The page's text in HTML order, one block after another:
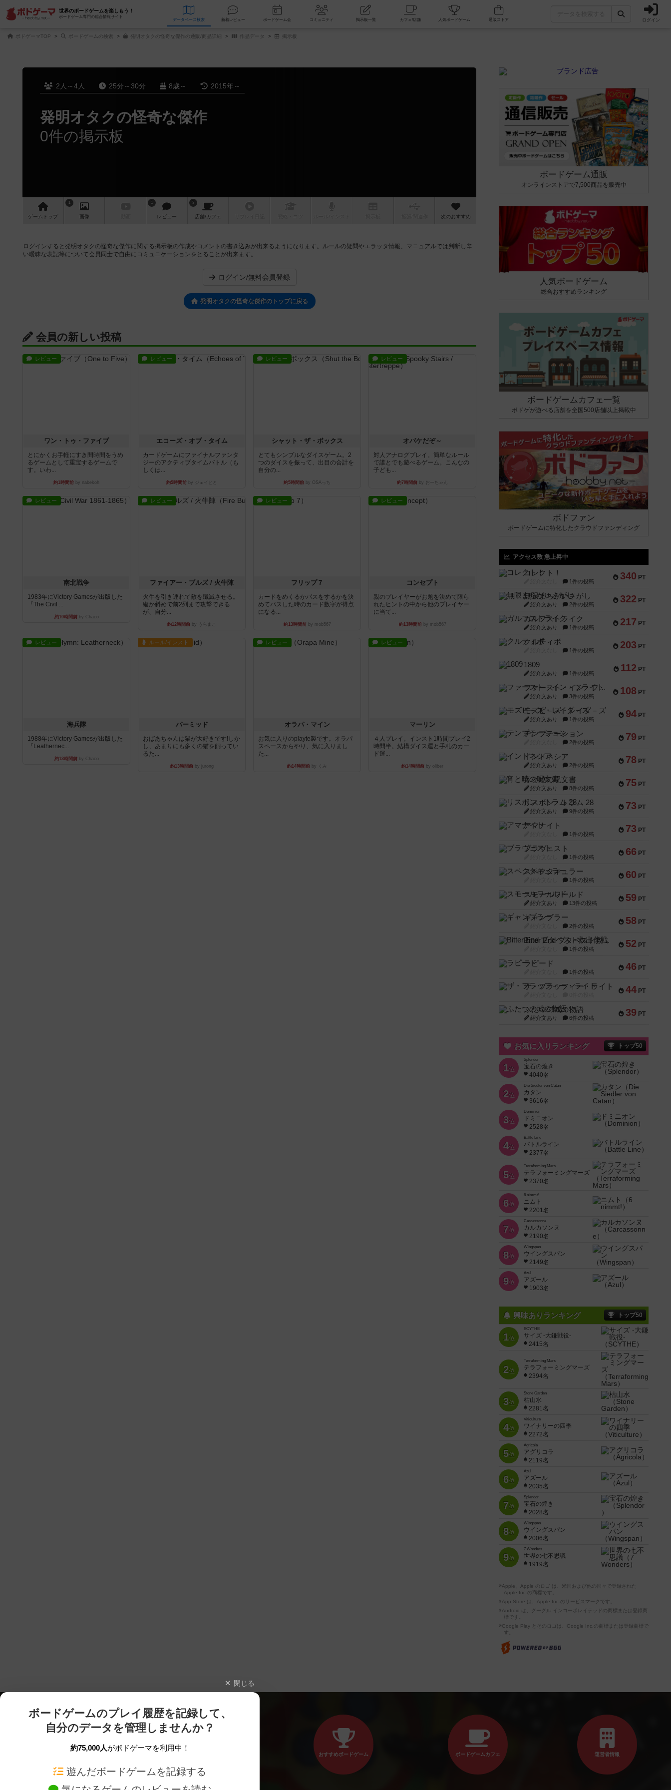
世界のボードゲームを楽しもう！
ボードゲーム専門の総合情報サイト
データベース 検索 新着レビュー ボードゲーム会 コミュニティ 掲示板一覧 カフェ/店舗 人気ボードゲーム ログイン
ボドゲーマTOP ボードゲームの検索 発明オタクの怪奇な傑作の通販/商品詳細 作品データ 掲示板
2人～4人 25分～30分 8歳～ 2015年～
発明オタクの怪奇な傑作
0件の掲示板
ゲーム トップ
1
画像
1
レビュー
3
店舗/カフェ 次のおすすめ
ログインすると発明オタクの怪奇な傑作に関する掲示板の作成やコメントの書き込みが出来るようになります。ルールの疑問やエラッタ情報、マニュアルでは判断し辛
い曖昧な表記等について会員同士で自由にコミュニケーションをとることが出来ます。
ログイン/無料会員登録
発明オタクの怪奇な傑作のトップに戻る
会員の新しい投稿
レビュー
ワン・トゥ・ファイブ
とにかくお手軽にすき間時間をうめ
るゲームとして重宝するゲームで
す。いわ...
約1時間前 by nabekoh
レビュー
エコーズ・オブ・タイム
カードゲームにファイナルファンタ
ジーのアクティブタイムバトル（も
しくは...
約5時間前 by ジェイとと
レビュー
シャット・ザ・ボックス
とてもシンプルなダイスゲーム。2
つのダイスを振って、出目の合計を
自分の...
約5時間前 by OSAっち
レビュー
オバケだぞ～
対人アナログプレイ。簡単なルール
で誰とでも遊べるゲーム。こんなの
子ども...
約7時間前 by おーちゃん
レビュー
南北戦争
1983年にVictory Gamesが出版した
『The Civil ...
約10時間前by Chaco
レビュー
ファイアー・ブルズ / 火牛陣
火牛を引き連れて敵を殲滅させる。
縦か斜めで前2列まで攻撃できる
が、自分...
約12時間前 by うらまこ
レビュー
フリップ７
カードをめくるかパスをするかを決
めてパスした時のカード数字が得点
になる...
約13時間前by mob567
レビュー
コンセプト
親のプレイヤーがお題を決めて限ら
れたヒントの中から他のプレイヤー
に当て...
約13時間前by mob567
レビュー
海兵隊
1988年にVictory Gamesが出版した
『Leathernec...
約13時間前by Chaco
ルール/インスト
パーミッド
おばあちゃんは猫が大好きです!しか
し、あまりにも多くの猫を飼ってい
るた...
約13時間前by jurong
レビュー
オラパ・マイン
お気に入りのplayte製です。オラパ
スペースからやり、気に入りまし
た...
約14時間前 by くみ
レビュー
マーリン
４人プレイ。インスト1時間プレイ2
時間半。結構ダイス運と手札のカー
ド運...
約14時間前 by oliber
ボードゲーム通販
オンラインストアで7,500商品を販売中
人気ボードゲーム
総合おすすめランキング
ボードゲームカフェ一覧
ボドゲが遊べる店舗を全国500店舗以上掲載中
ボドファン
ボードゲームに特化したクラウドファンディング
アクセス数 急上昇中
340 PT
コレクト！
1件の投稿
322 PT
無限まちがいさがし
紹介文あり 2件の投稿
217 PT
ガルフストライク
紹介文あり 1件の投稿
203 PT
クルティボ
1件の投稿
112 PT
1809
紹介文あり 1件の投稿
108 PT
ファースト・イン・フライト
紹介文あり 3件の投稿
94 PT
モズビ－ズ・レイダ－ズ
紹介文あり 1件の投稿
79 PT
テンプテーション
2件の投稿
78 PT
インドネシア
紹介文あり 2件の投稿
75 PT
宵と暁の呪文書
紹介文あり 8件の投稿
73 PT
リスボン・トラム 28
紹介文あり 9件の投稿
73 PT
アマナイト
1件の投稿
66 PT
ブラヴェスト
1件の投稿
60 PT
スペクタキュラー
1件の投稿
59 PT
スモールワールド
紹介文あり 13件の投稿
58 PT
ギャンブラー
2件の投稿
52 PT
Bitter End ブタペスト救出作戦
1件の投稿
46 PT
ラピード
1件の投稿
44 PT
ザ・フラッフィー・ライト
39 PT
ふたつの城の物語
紹介文あり 6件の投稿
お気に入りランキング トップ50
1位
Splendor
宝石の煌き
4040名
2位
Die Siedler von Catan
カタン
3616名
3位
Dominion
ドミニオン
2528名
4位
Battle Line
バトルライン
2377名
5位
Terraforming Mars
テラフォーミングマーズ
2370名
6位
6 nimmt!
ニムト
2201名
7位
Carcassonne
カルカソンヌ
2190名
8位
Wingspan
ウイングスパン
2149名
9位
Azul
アズール
1903名
興味ありランキング トップ50
1位
SCYTHE
サイズ -大鎌戦役-
2415名
2位
Terraforming Mars
テラフォーミングマーズ
2394名
3位
Stone Garden
枯山水
2281名
4位
Viticulture
ワイナリーの四季
2272名
5位
Agricola
アグリコラ
2119名
6位
Azul
アズール
2035名
7位
Splendor
宝石の煌き
2028名
8位
Wingspan
ウイングスパン
2006名
9位
7 Wonders
世界の七不思議
1919名
※Apple、Apple のロゴ は、米国および他の国々で登録された
Apple Inc.の商標です。
※App Store は、Apple Inc.のサービスマークです。
※Android は、グーグル インコーポレイテッドの商標または登録商
標です。
※Google Play とそのロゴは、Google Inc.の商標または登録商標で
す。
閉じる
ボードゲームのプレイ履歴を記録して、
自分のデータを管理しませんか？
約75,000人がボドゲーマを利用中！
遊んだボードゲームを記録する
おすすめボードゲーム ボードゲームカフェ 運営者情報